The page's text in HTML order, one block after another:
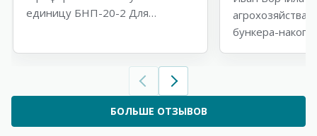
единицу БНП-20-2 Для
агрохозяйства
бункера-
БОЛЬШЕ ОТЗЫВОВ